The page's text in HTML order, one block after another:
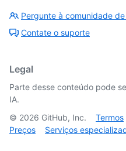
Pergunte à comunidade
Contate o suporte
Legal
Parte desse conteúdo pode
IA.
© 2026 GitHub, Inc. Termos
Preços
Serviços